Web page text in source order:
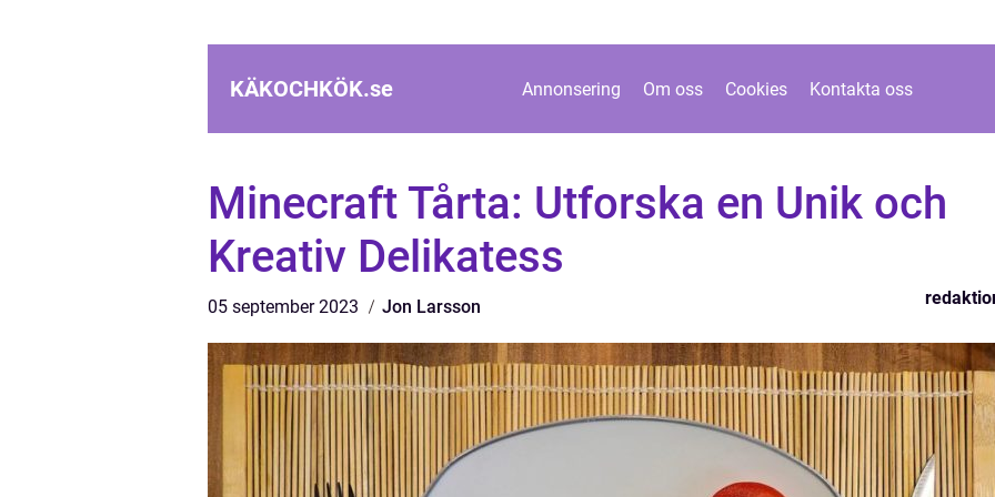
KÄKOCHKÖK.se Annonsering Om oss Cookies Kontakta oss
Minecraft Tårta: Utforska en Unik och
Kreativ Delikatess
05 september 2023 Jon Larsson